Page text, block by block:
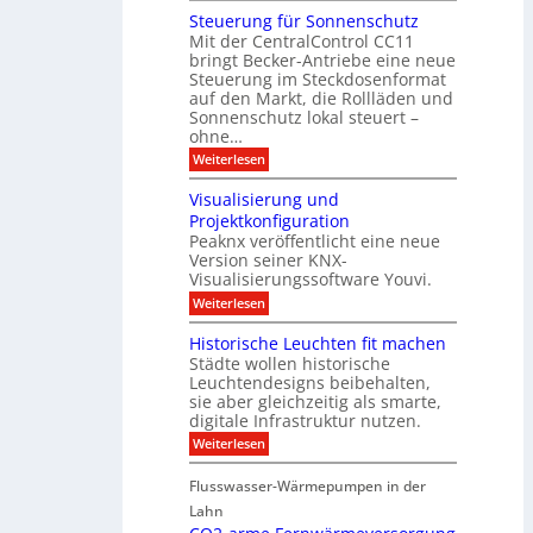
e
r
n
m
i
c
h
z
u
E
n
e
a
y
u
d
e
:
D
a
t
e
n
a
n
a
l
y
s
e
d
i
r
e
k
t
i
n
d
e
r
n
r
d
u
l
a
r
e
r
C
o
n
t
o
l
l
e
r
m
i
t
K
N
X
-
I
n
t
g
a
Steuerung für Sonnenschutz
Mit der CentralControl CC11
bringt Becker-Antriebe eine neue
Steuerung im Steckdosenformat
auf den Markt, die Rollläden und
Sonnenschutz lokal steuert –
ohne…
Weiterlesen:
S
e
u
e
r
u
n
g
f
ü
r
S
o
n
n
e
n
c
Visualisierung und
Projektkonfiguration
Peaknx veröffentlicht eine neue
Version seiner KNX-
Visualisierungssoftware Youvi.
Weiterlesen:
V
s
u
a
l
i
s
i
e
r
Historische Leuchten fit machen
Städte wollen historische
Leuchtendesigns beibehalten,
sie aber gleichzeitig als smarte,
digitale Infrastruktur nutzen.
Weiterlesen:
H
s
Flusswasser-Wärmepumpen in der
Lahn